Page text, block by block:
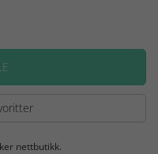
nettbutikk.